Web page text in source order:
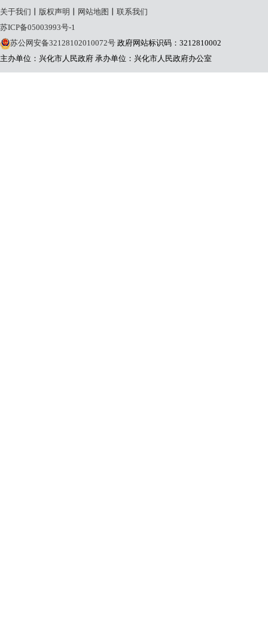
关于我们 版权声明 网站地图
联系我们
苏ICP备05003993号-1
苏公网安备32128102010072号 政府网站标识码：3212810002
主办单位：兴化市人民政府 承办单位：兴化市人民政府办公室